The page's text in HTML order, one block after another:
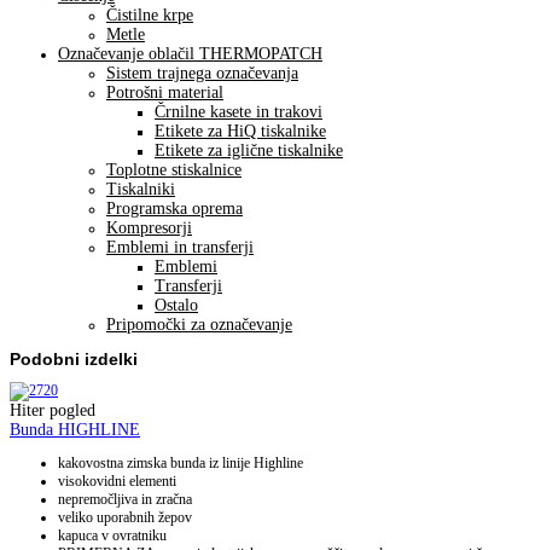
Čistilne krpe
Metle
Označevanje oblačil THERMOPATCH
Sistem trajnega označevanja
Potrošni material
Črnilne kasete in trakovi
Etikete za HiQ tiskalnike
Etikete za iglične tiskalnike
Toplotne stiskalnice
Tiskalniki
Programska oprema
Kompresorji
Emblemi in transferji
Emblemi
Transferji
Ostalo
Pripomočki za označevanje
Podobni izdelki
Hiter pogled
Bunda HIGHLINE
kakovostna zimska bunda iz linije Highline
visokovidni elementi
nepremočljiva in zračna
veliko uporabnih žepov
kapuca v ovratniku